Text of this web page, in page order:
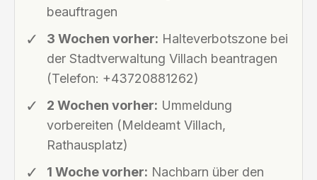
beauftragen
3 Wochen vorher: Halteverbotszone bei
der Stadtverwaltung Villach beantragen
(Telefon: +43720881262)
2 Wochen vorher: Ummeldung
vorbereiten (Meldeamt Villach,
Rathausplatz)
1 Woche vorher: Nachbarn über den